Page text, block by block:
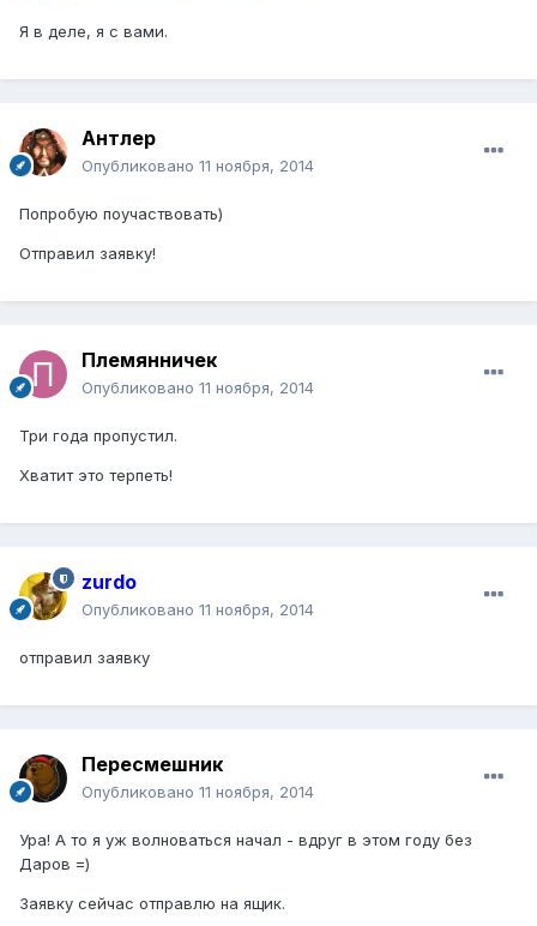
Я в деле, я с вами.
Антлер
Опубликовано 11 ноября, 2014
Попробую поучаствовать)
Отправил заявку!
Племянничек
Опубликовано 11 ноября, 2014
Три года пропустил.
Хватит это терпеть!
zurdo
Опубликовано 11 ноября, 2014
отправил заявку
Пересмешник
Опубликовано 11 ноября, 2014
Ура! А то я уж волноваться начал - вдруг в этом году без
Даров =)
Заявку сейчас отправлю на ящик.